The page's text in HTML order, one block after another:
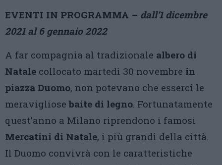
EVENTI IN PROGRAMMA – dall’1 dicembre
2021 al 6 gennaio 2022
A far compagnia al tradizionale albero di
Natale collocato martedì 30 novembre in
piazza Duomo, non potevano che esserci le
meravigliosebaite di legno. Fortunatamente
quest’anno a Milano riprendono i famosi
Mercatini di Natale, i più grandi della città.
Il Duomo convivrà con le caratteristiche